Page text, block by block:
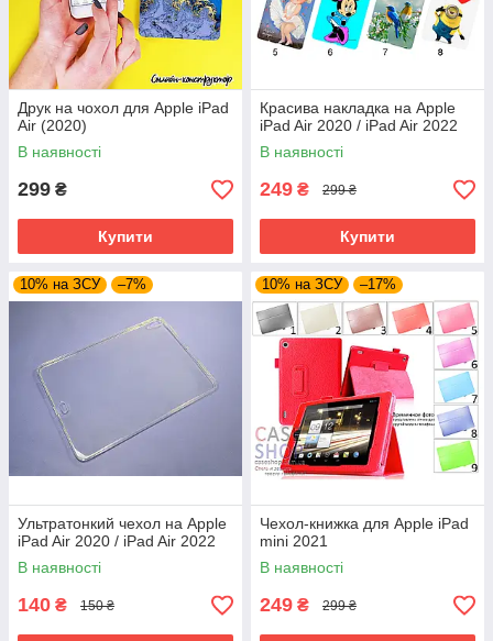
Друк на чохол для Apple iPad
Air (2020)
В наявності
299 ₴
Купити
Красива накладка на Apple
iPad Air 2020 / iPad Air 2022
В наявності
249 ₴ 299 ₴
Купити
10% на ЗСУ –7%
Ультратонкий чехол на Apple
iPad Air 2020 / iPad Air 2022
В наявності
140 ₴ 150 ₴
10% на ЗСУ –17%
Чехол-книжка для Apple iPad
mini 2021
В наявності
249 ₴ 299 ₴